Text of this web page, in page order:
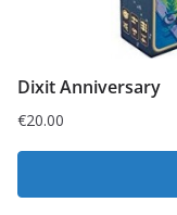
Dixit Anniversary
€20.00